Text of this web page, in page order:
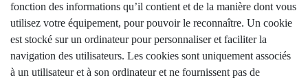
fonction des informations qu’il contient et de la manière dont vous
utilisez votre équipement, pour pouvoir le reconnaître. Un cookie
est stocké sur un ordinateur pour personnaliser et faciliter la
navigation des utilisateurs. Les cookies sont uniquement associés
à un utilisateur et à son ordinateur et ne fournissent pas de